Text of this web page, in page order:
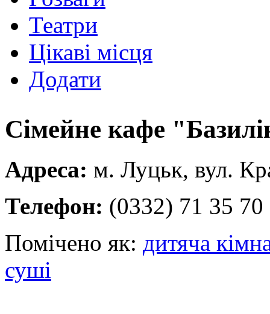
Театри
Цікаві місця
Додати
Сімейне кафе
Адреса: м. Луцьк, вул.
Телефон: (0332) 71 35 70
Помічено як: дитяча
суші